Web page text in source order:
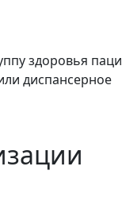
здоровья
диспансерное